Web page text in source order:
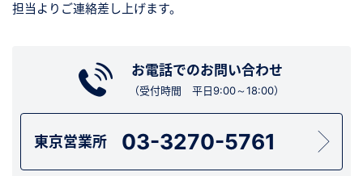
担当よりご連絡差し上げます。
お電話でのお問い合わせ
（受付時間 平日9:00～18:00）
東京営業所 03-3270-5761